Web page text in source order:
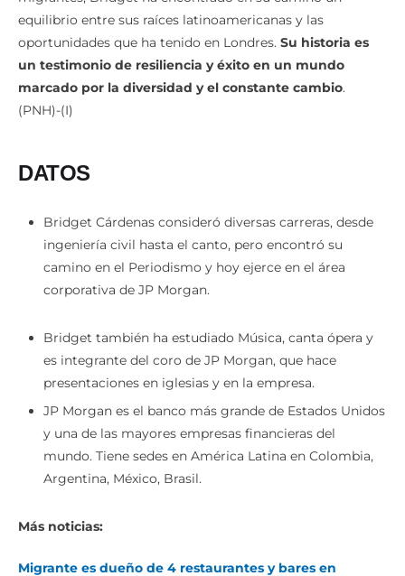
migrantes, Bridget ha encontrado en su camino un
equilibrio entre sus raíces latinoamericanas y las
oportunidades que ha tenido en Londres.Su historia es
un testimonio de resiliencia y éxito en un mundo
marcado por la diversidad y el constante cambio
Bridget Cárdenas consideró diversas carreras, desde
ingeniería civil hasta el canto, pero encontró su
camino en el Periodismo y hoy ejerce en el área
Bridget también ha estudiado Música, canta ópera y
es integrante del coro de JP Morgan, que hace
presentaciones en iglesias y en la empresa.
JP Morgan es el banco más grande de Estados Unidos
y una de las mayores empresas financieras del
mundo. Tiene sedes en América Latina en Colombia,